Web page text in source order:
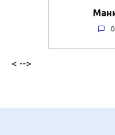
0
< -->